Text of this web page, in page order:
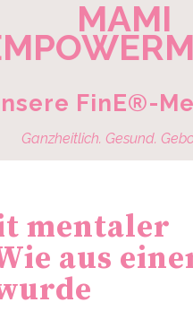
MAMI
FinE®-
Ganzheitlich. Gesund.
mentaler
aus